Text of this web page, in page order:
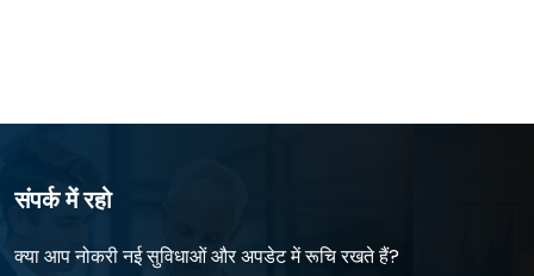
संपर्क में रहो
क्या आप नोकरी नई सुविधाओं और अपडेट में रूचि रखते हैं?